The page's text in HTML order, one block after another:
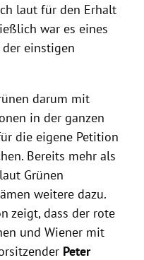
laut für den Erhalt
war es eines
einstigen
darum mit
in der ganzen
die eigene Petition
Bereits mehr als
Grünen
weitere dazu.
zeigt, dass der rote
und Wiener mit
Peter